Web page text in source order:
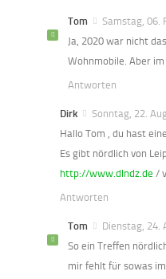
Tom
Samstag, 06.
Ja, 2020 war nicht
Wohnmobile. Aber
Antworten
Dirk
Sonntag, 22.
Hallo Tom , du hast
Es gibt nördlich von
http://www.dlndz.de /
Antworten
Tom
Dienstag, 24.
So ein Treffen
mir fehlt für sowas